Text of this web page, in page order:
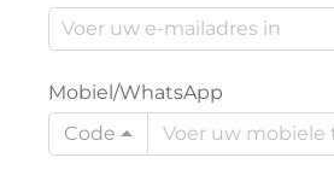
Mobiel/WhatsApp
Code